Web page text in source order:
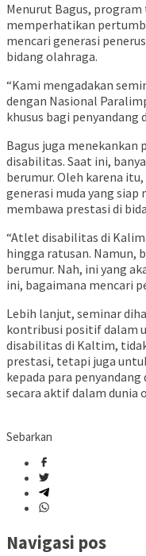
Menurut Bagus,
memperhatikan
mencari generasi
bidang olahraga.
“Kami mengadakan
dengan Nasional
khusus bagi penyandang
Bagus juga
disabilitas. Saat ini,
berumur. Oleh karena
generasi muda yang
membawa prestasi di
“Atlet disabilitas di
hingga ratusan. Namun,
berumur. Nah, ini yang
ini, bagaimana mencari
Lebih lanjut, seminar
kontribusi positif dalam
disabilitas di Kaltim,
prestasi, tetapi juga
kepada para
secara aktif dalam dunia
Sebarkan
Navigasi pos